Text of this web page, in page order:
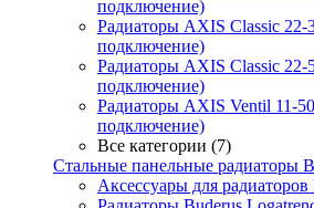
подключение)
Радиаторы AXIS Classic 22-
подключение)
Радиаторы AXIS Classic 22-
подключение)
Радиаторы AXIS Ventil 11-
подключение)
Все категории (7)
Стальные панельные радиаторы
Аксессуары для радиаторов